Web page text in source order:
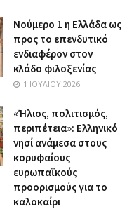
Nούμερο 1 η Ελλάδα ως
προς το επενδυτικό
ενδιαφέρον στον
κλάδο φιλοξενίας
1 ΙΟΥΛΊΟΥ 2026
«Ήλιος, πολιτισμός,
περιπέτεια»: Ελληνικό
νησί ανάμεσα στους
κορυφαίους
ευρωπαϊκούς
προορισμούς για το
καλοκαίρι